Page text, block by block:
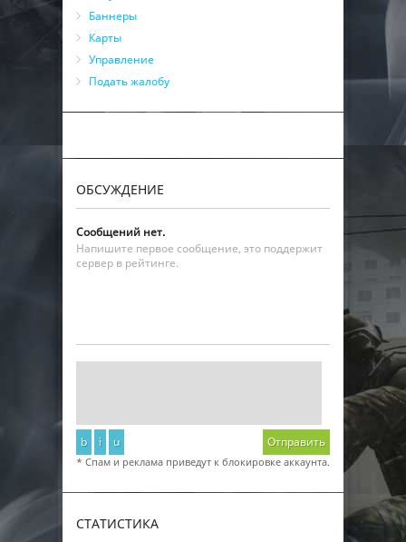
Баннеры
Карты
Управление
Подать жалобу
ОБСУЖДЕНИЕ
Сообщений нет.
Напишите первое сообщение, это поддержит
сервер в рейтинге.
b i u Отправить
* Спам и реклама приведут к блокировке аккаунта.
СТАТИСТИКА